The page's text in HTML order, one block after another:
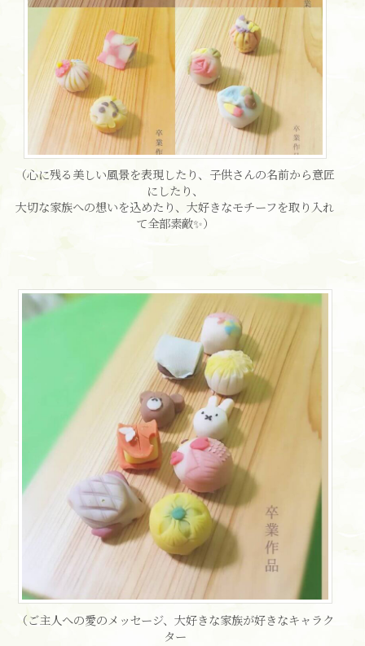
（心に残る美しい風景を表現したり、子供さんの名前から意匠
にしたり、
大切な家族への想いを込めたり、大好きなモチーフを取り入れ
て全部素敵✨）
（ご主人への愛のメッセージ、大好きな家族が好きなキャラク
ター